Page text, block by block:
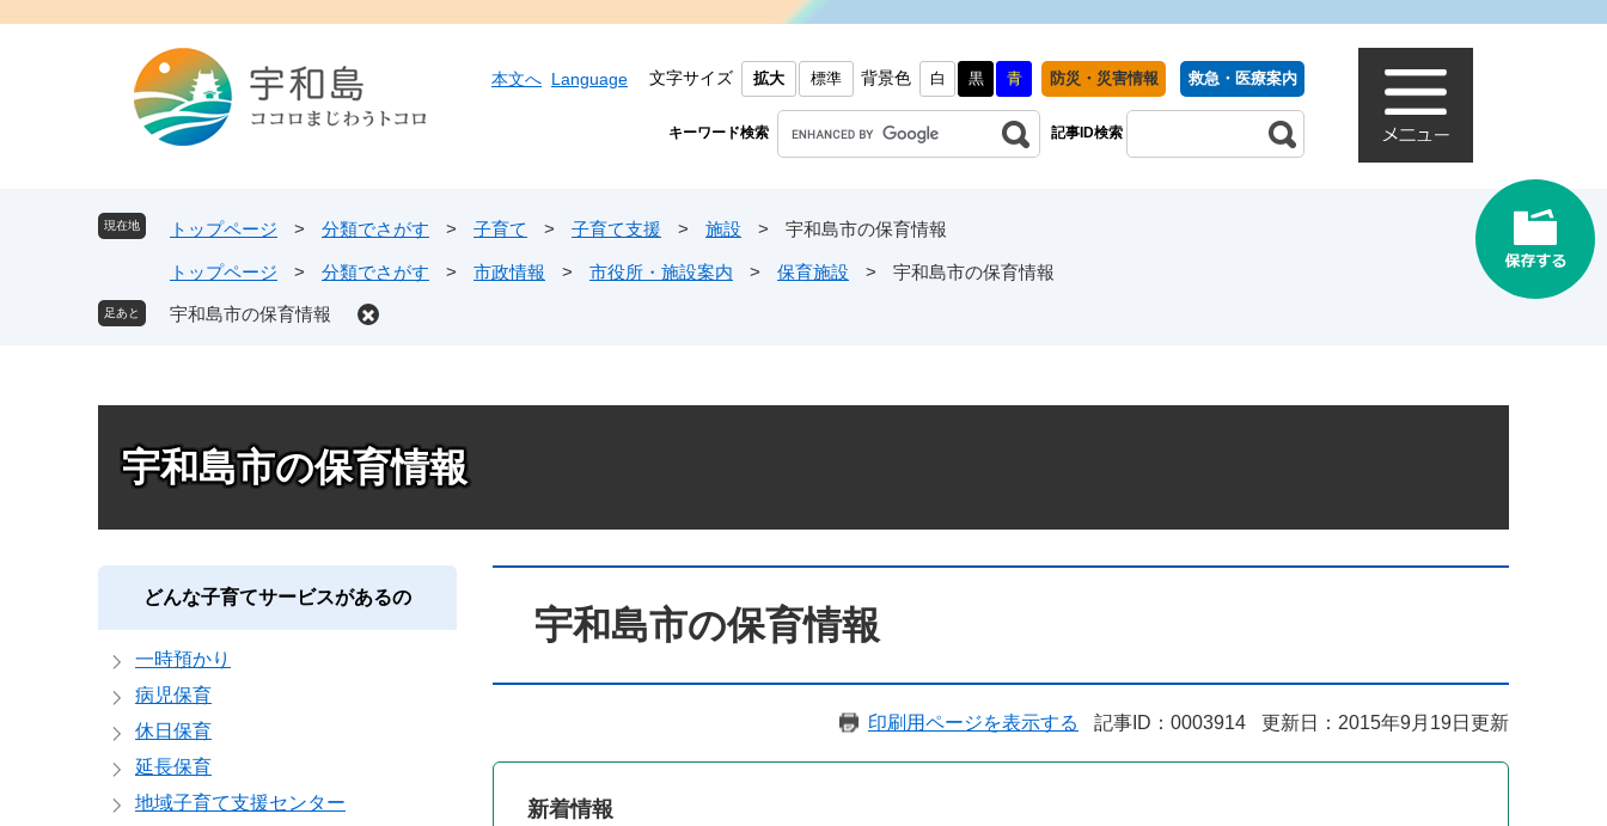
本文へ Language 文字サイズ 拡大 標準 背景色 白 黒 青 防災・災害情報 救急・医療案内
キーワード検索 記事ID検索
現在地 トップページ > 分類でさがす > 子育て > 子育て支援 > 施設 > 宇和島市の保育情報
トップページ > 分類でさがす > 市政情報 > 市役所・施設案内 > 保育施設 > 宇和島市の保育情報
宇和島市の保育情報
宇和島市の保育情報
宇和島市の保育情報
印刷用ページを表示する 記事ID：0003914 更新日：2015年9月19日更新
新着情報
どんな子育てサービスがあるの
一時預かり
病児保育
休日保育
延長保育
地域子育て支援センター